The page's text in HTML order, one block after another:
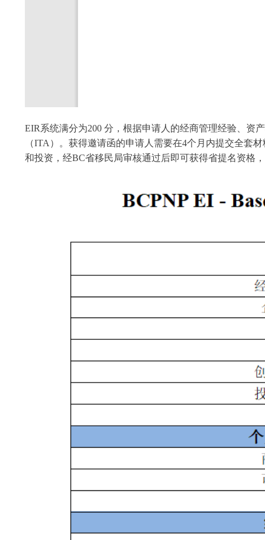
EIR系统满分为200 分，根据申请人的经商管理经验、资
（ITA）。获得邀请函的申请人需要在4个月内提交全套
和投资，经BC省移民局审核通过后即可获得省提名资格